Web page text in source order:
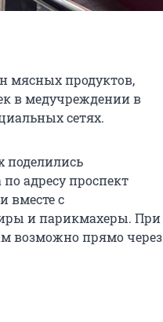
мясных продуктов,
в медучреждении в
сетях.
поделились
адресу проспект
вместе с
и парикмахеры. При
возможно прямо через